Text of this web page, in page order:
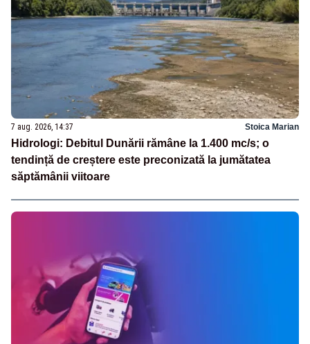
7 aug. 2026, 14:37 Stoica Marian
Hidrologi: Debitul Dunării rămâne la 1.400 mc/s; o
tendință de creștere este preconizată la jumătatea
săptămânii viitoare